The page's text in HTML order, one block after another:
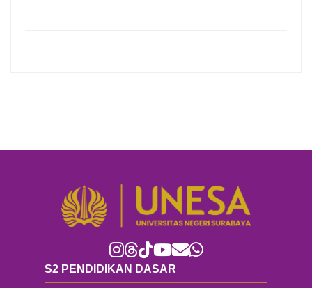
S2 PENDIDIKAN DASAR